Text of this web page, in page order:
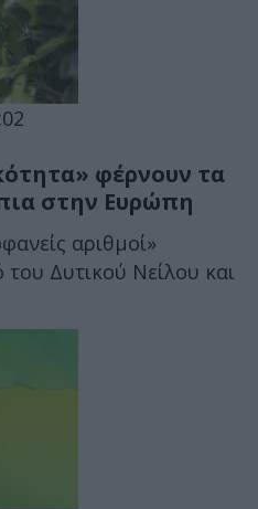
φέρνουν τα
στην Ευρώπη
αριθμοί»
Δυτικού Νείλου και